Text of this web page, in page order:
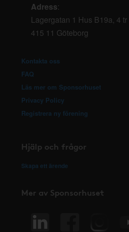
Adress:
Lagergatan 1 Hus B19a, 4 tr
415 11 Göteborg
Kontakta oss
FAQ
Läs mer om Sponsorhuset
Privacy Policy
Registrera ny förening
Hjälp och frågor
Skapa ett ärende
Mer av Sponsorhuset